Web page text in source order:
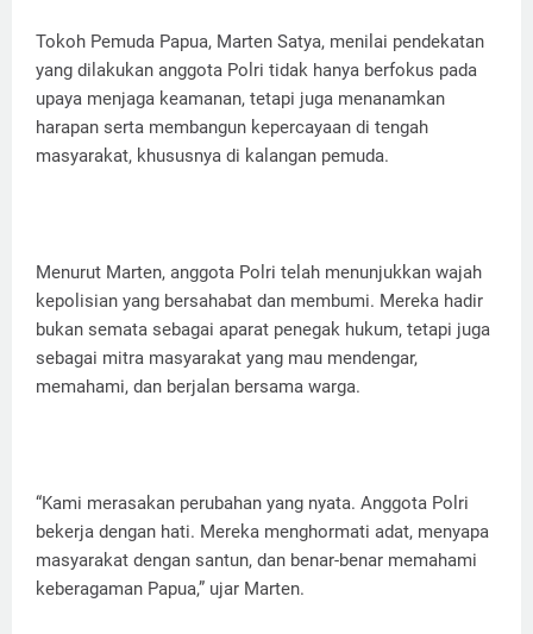
Tokoh Pemuda Papua, Marten Satya, menilai pendekatan
yang dilakukan anggota Polri tidak hanya berfokus pada
upaya menjaga keamanan, tetapi juga menanamkan
harapan serta membangun kepercayaan di tengah
masyarakat, khususnya di kalangan pemuda.
Menurut Marten, anggota Polri telah menunjukkan wajah
kepolisian yang bersahabat dan membumi. Mereka hadir
bukan semata sebagai aparat penegak hukum, tetapi juga
sebagai mitra masyarakat yang mau mendengar,
memahami, dan berjalan bersama warga.
“Kami merasakan perubahan yang nyata. Anggota Polri
bekerja dengan hati. Mereka menghormati adat, menyapa
masyarakat dengan santun, dan benar-benar memahami
keberagaman Papua,” ujar Marten.